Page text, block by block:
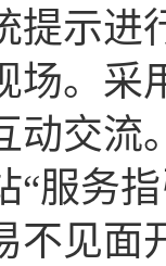
提示进
场。采
动交流
“服务
不见面